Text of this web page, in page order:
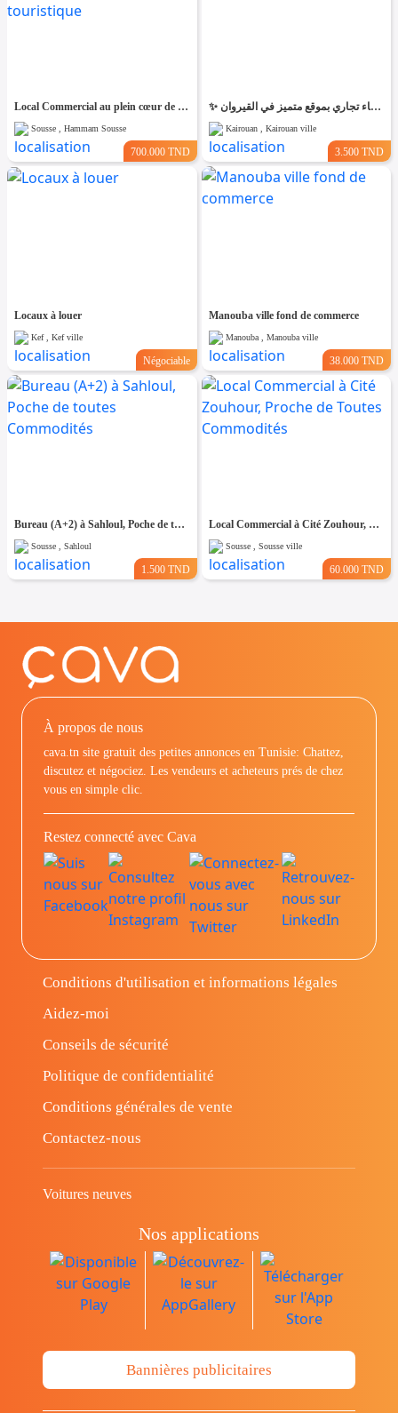
Local Commercial au plein cœur de la zone touristique
Sousse , Hammam Sousse
700.000 TND
✨ للّكراء فضاء تجاري بموقع متميز في القيروان ✨
Kairouan , Kairouan ville
3.500 TND
Locaux à louer
Kef , Kef ville
Négociable
Manouba ville fond de commerce
Manouba , Manouba ville
38.000 TND
Bureau (A+2) à Sahloul, Poche de toutes Commodités
Sousse , Sahloul
1.500 TND
Local Commercial à Cité Zouhour, Proche de Toutes Commodités
Sousse , Sousse ville
60.000 TND
À propos de nous
cava.tn site gratuit des petites annonces en Tunisie: Chattez,
discutez et négociez. Les vendeurs et acheteurs prés de chez
vous en simple clic.
Restez connecté avec Cava
Conditions d'utilisation et informations légales
Aidez-moi
Conseils de sécurité
Politique de confidentialité
Conditions générales de vente
Contactez-nous
Voitures neuves
Nos applications
Bannières publicitaires